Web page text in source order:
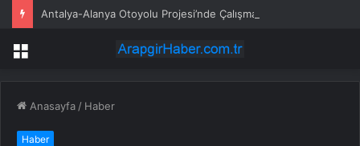
Menü
Anasayfa / Haber
Haber